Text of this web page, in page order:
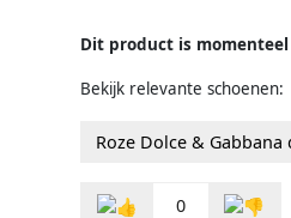
Dit product is
Bekijk relevante schoenen:
Roze Dolce & Gabbana
0